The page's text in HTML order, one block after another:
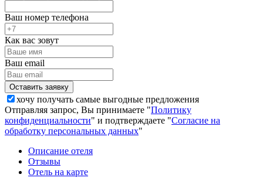
Ваш номер телефона
Как вас зовут
Ваш email
хочу получать самые выгодные предложения
Отправляя запрос, Вы принимаете "Политику
конфиденциальности" и подтверждаете "Согласие на
обработку персональных данных"
Описание отеля
Отзывы
Отель на карте